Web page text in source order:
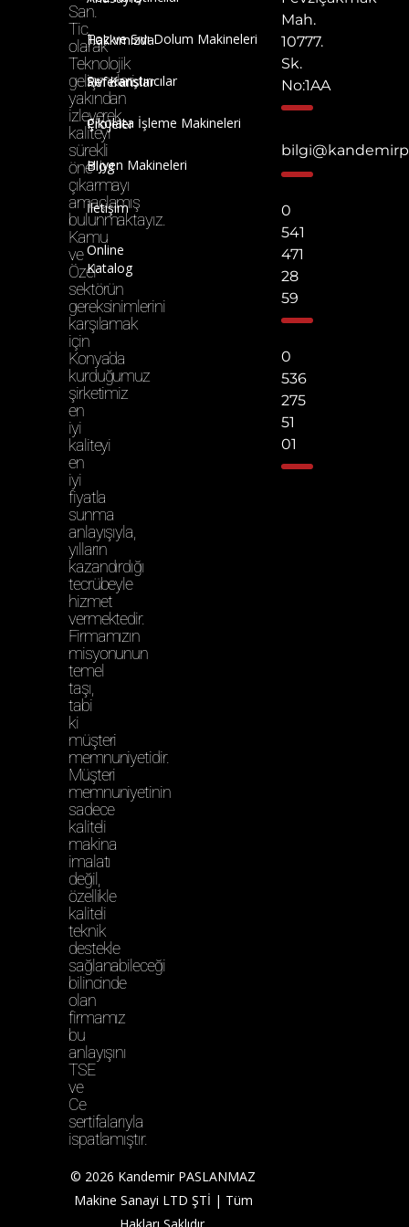
San.
Tic.
olarak
Teknolojik
gelişmeleri
yakından
izleyerek
kaliteyi
sürekli
öne
çıkarmayı
amaçlamış
bulunmaktayız.
Kamu
ve
Özel
sektörün
gereksinimlerini
karşılamak
için
Konya’da
kurduğumuz
şirketimiz
en
iyi
kaliteyi
en
iyi
fiyatla
sunma
anlayışıyla,
yılların
kazandırdığı
tecrübeyle
hizmet
vermektedir.
Firmamızın
misyonunun
temel
taşı,
tabi
ki
müşteri
memnuniyetidir.
Müşteri
memnuniyetinin
sadece
kaliteli
makina
imalatı
değil,
özellikle
kaliteli
teknik
destekle
sağlanabileceği
bilincinde
olan
firmamız
bu
anlayışını
TSE
ve
Ce
sertifalarıyla
ispatlamıştır.
Hakkımızda
Referanslar
Projeler
Blog
İletişim
Online
Katalog
Toz ve Sıvı Dolum Makineleri
Sıvı Karıştırıcılar
Çikolata İşleme Makineleri
Hijyen Makineleri
Mah.
10777.
Sk.
No:1AA
0
541
471
28
59
0
536
275
51
01
© 2026 Kandemir PASLANMAZ
Makine Sanayi LTD ŞTİ | Tüm
Hakları Saklıdır.